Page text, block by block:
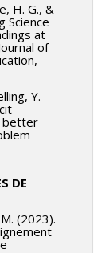
H. G., &
Science
at
of
Y.
better
DE
(2023).